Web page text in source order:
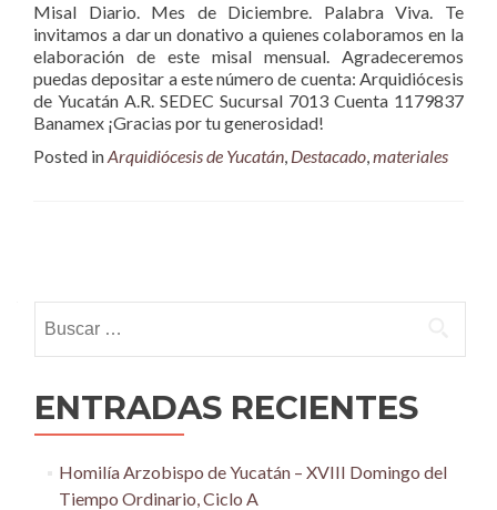
Misal Diario. Mes de Diciembre. Palabra Viva. Te
invitamos a dar un donativo a quienes colaboramos en la
elaboración de este misal mensual. Agradeceremos
puedas depositar a este número de cuenta: Arquidiócesis
de Yucatán A.R. SEDEC Sucursal 7013 Cuenta 1179837
Banamex ¡Gracias por tu generosidad!
Posted inArquidiócesis de Yucatán, Destacado,materiales
navigation
ENTRADAS RECIENTES
Homilía Arzobispo de Yucatán – XVIII Domingo del
Tiempo Ordinario, Ciclo A